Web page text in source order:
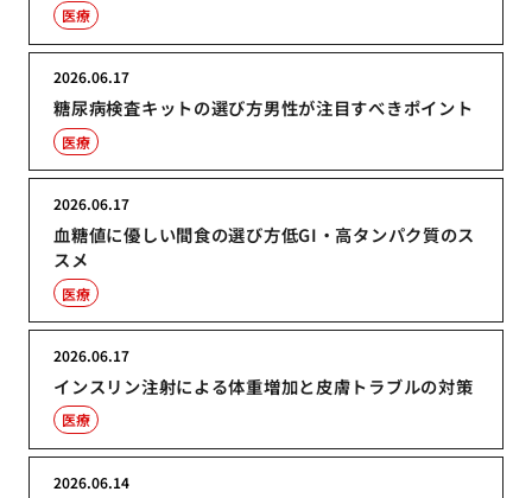
医療
糖尿病検査キットの選び方男性が注目すべきポイント
2026.06.17
医療
血糖値に優しい間食の選び方低GI・高タンパク質のス
スメ
2026.06.17
医療
インスリン注射による体重増加と皮膚トラブルの対策
2026.06.17
医療
2026.06.14